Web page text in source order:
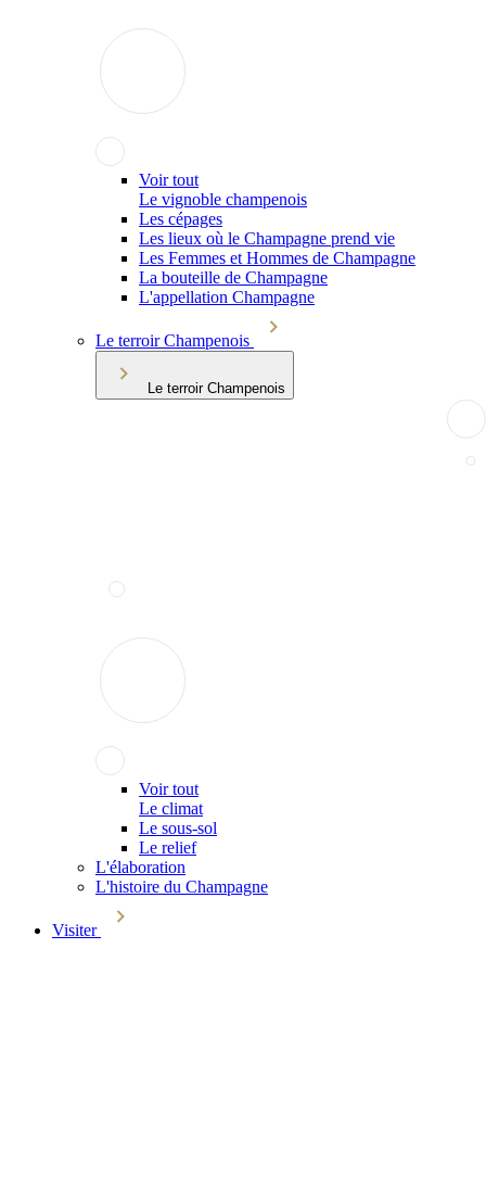
Voir tout
Le vignoble champenois
Les cépages
Les lieux où le Champagne prend vie
Les Femmes et Hommes de Champagne
La bouteille de Champagne
L'appellation Champagne
Le terroir Champenois
Le terroir Champenois
Voir tout
Le climat
Le sous-sol
Le relief
L'élaboration
L'histoire du Champagne
Visiter